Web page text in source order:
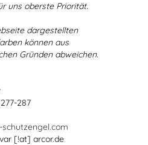
uns oberste Priorität.
dargestellten
können aus
Gründen abweichen.
287
[!at] arcor.de